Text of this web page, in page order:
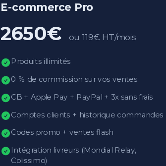
E-commerce Pro
2650€ ou 119€ HT/mois
Produits illimités
0 % de commission sur vos ventes
CB + Apple Pay + PayPal + 3x sans frais
Comptes clients + historique commandes
Codes promo + ventes flash
Intégration livreurs (Mondial Relay,
Colissimo)